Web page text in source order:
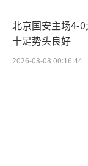
时煤价高位
04）
北京国安主场4-
十足势头良好
2026-08-08 00:16:44